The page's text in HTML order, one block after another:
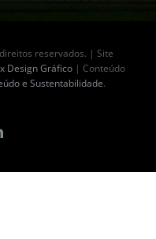
reservados. | Site
Design Gráfico | Conteúdo
e Sustentabilidade.